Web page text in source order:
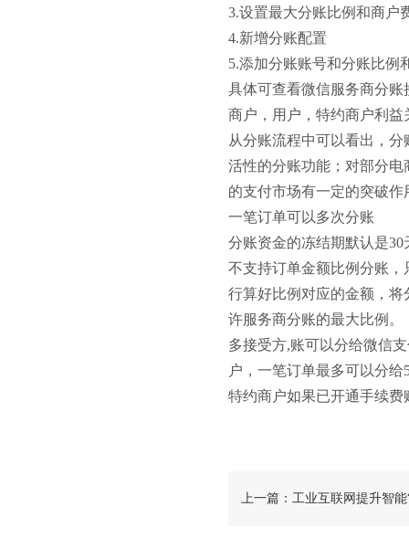
3.设置最大分账比例和商户
4.新增分账配置
5.添加分账账号和分账比例
具体可查看微信服务商分
商户，用户，特约商户利
从分账流程中可以看出，
活性的分账功能；对部分
的支付市场有一定的突破作
一笔订单可以多次分账
分账资金的冻结期默认是30
不支持订单金额比例分账
行算好比例对应的金额，
许服务商分账的最大比例。
多接受方,账可以分给微信
户，一笔订单最多可以分给
特约商户如果已开通手续
上一篇：工业互联网提升智能